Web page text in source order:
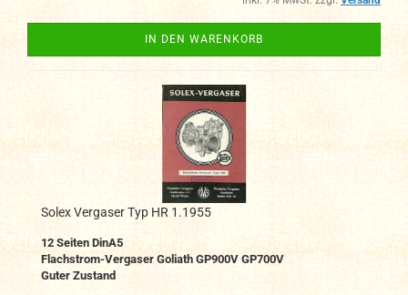
IN DEN WARENKORB
Solex Vergaser Typ HR 1.1955
12 Seiten DinA5
Flachstrom-Vergaser Goliath GP900V GP700V
Guter Zustand